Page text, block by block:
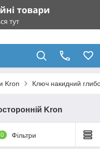
Kron Ключ накидний
Kron
0 Фільтри